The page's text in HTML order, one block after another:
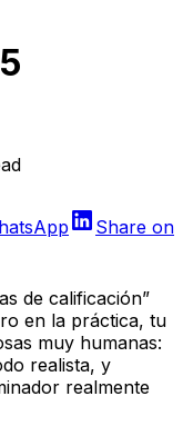
Share on
de calificación”
en la práctica, tu
muy humanas:
realista, y
realmente